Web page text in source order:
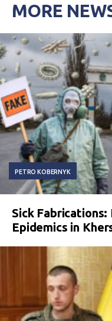
MORE
PETRO KOBERNYK
Sick Fabrications:
Epidemics in